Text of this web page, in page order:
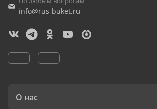
info@rus-buket.ru
О нас